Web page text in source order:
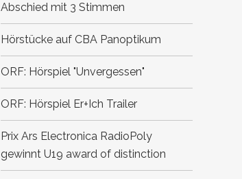
Abschied mit 3 Stimmen
Hörstücke auf CBA Panoptikum
ORF: Hörspiel "Unvergessen"
ORF: Hörspiel Er+Ich Trailer
Prix Ars Electronica RadioPoly
gewinnt U19 award of distinction